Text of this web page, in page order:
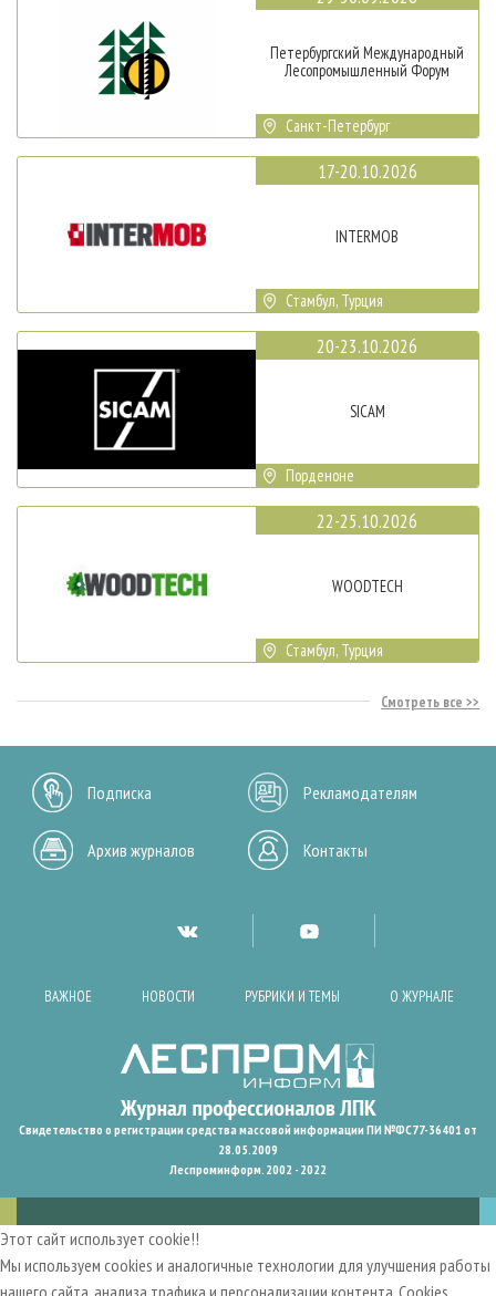
Петербургский Международный
Лесопромышленный Форум
Санкт-Петербург
17-20.10.2026
INTERMOB
Стамбул, Турция
20-23.10.2026
SICAM
Порденоне
22-25.10.2026
WOODTECH
Стамбул, Турция
Смотреть все
Подписка Рекламодателям
Архив журналов Контакты
ВАЖНОЕ НОВОСТИ РУБРИКИ И ТЕМЫ О ЖУРНАЛЕ
Свидетельство о регистрации средства массовой информации ПИ №ФС77-36401 от
28.05.2009
Леспроминформ. 2002 - 2022
Этот сайт использует cookie!!
Мы используем cookies и аналогичные технологии для улучшения работы